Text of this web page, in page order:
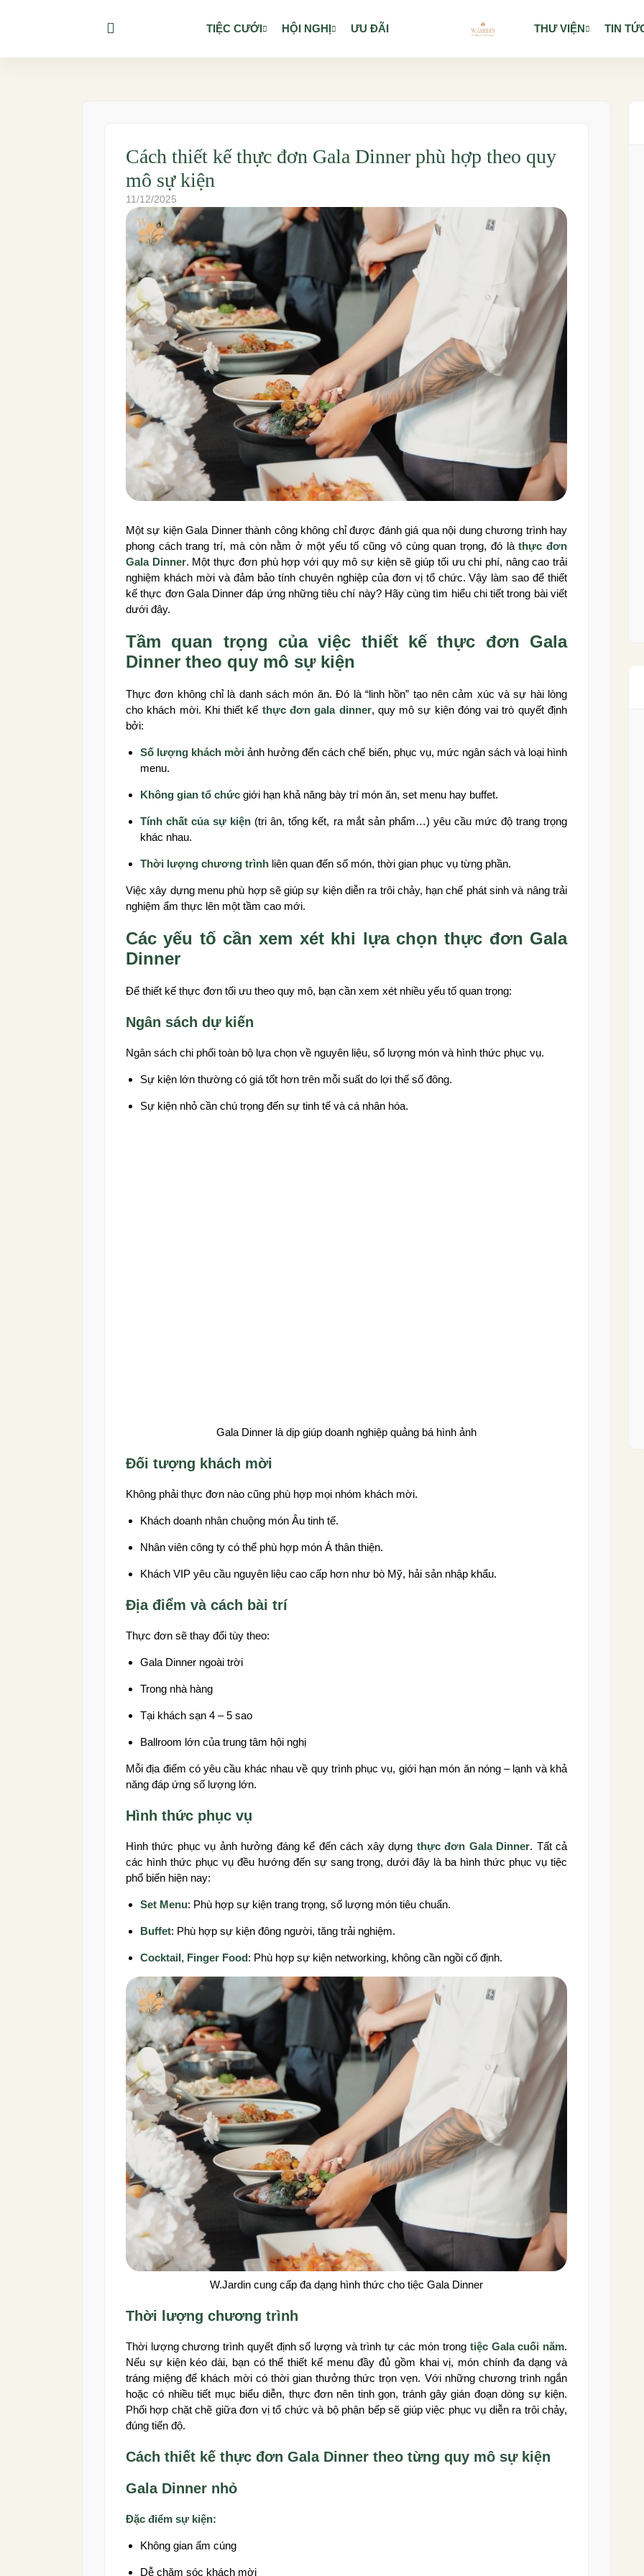
TIỆC CƯỚI HỘI NGHỊ ƯU ĐÃI THƯ VIỆN TIN
Cách thiết kế thực đơn Gala Dinner phù hợp theo quy
mô sự kiện
11/12/2025
Một sự kiện Gala Dinner thành công không chỉ được đánh giá qua nội dung chương trình hay
phong cách trang trí, mà còn nằm ở một yếu tố cũng vô cùng quan trọng, đó làthực đơn
Gala Dinner. Một thực đơn phù hợp với quy mô sự kiện sẽ giúp tối ưu chi phí, nâng cao trải
nghiệm khách mời và đảm bảo tính chuyên nghiệp của đơn vị tổ chức. Vậy làm sao để thiết
kế thực đơn Gala Dinner đáp ứng những tiêu chí này? Hãy cùng tìm hiểu chi tiết trong bài viết
dưới đây.
Tầm quan trọng của việc thiết kế thực đơn Gala
Dinner theo quy mô sự kiện
Thực đơn không chỉ là danh sách món ăn. Đó là “linh hồn” tạo nên cảm xúc và sự hài lòng
cho khách mời. Khi thiết kế thực đơn gala dinner, quy mô sự kiện đóng vai trò quyết định
bởi:
Số lượng khách mời ảnh hưởng đến cách chế biến, phục vụ, mức ngân sách và loại hình
menu.
Không gian tổ chức giới hạn khả năng bày trí món ăn, set menu hay buffet.
Tính chất của sự kiện (tri ân, tổng kết, ra mắt sản phẩm…) yêu cầu mức độ trang trọng
khác nhau.
Thời lượng chương trình liên quan đến số món, thời gian phục vụ từng phần.
Việc xây dựng menu phù hợp sẽ giúp sự kiện diễn ra trôi chảy, hạn chế phát sinh và nâng trải
nghiệm ẩm thực lên một tầm cao mới.
Các yếu tố cần xem xét khi lựa chọn thực đơn Gala
Dinner
Để thiết kế thực đơn tối ưu theo quy mô, bạn cần xem xét nhiều yếu tố quan trọng:
Ngân sách dự kiến
Ngân sách chi phối toàn bộ lựa chọn về nguyên liệu, số lượng món và hình thức phục vụ.
Sự kiện lớn thường có giá tốt hơn trên mỗi suất do lợi thế số đông.
Sự kiện nhỏ cần chú trọng đến sự tinh tế và cá nhân hóa.
Gala Dinner là dịp giúp doanh nghiệp quảng bá hình ảnh
Đối tượng khách mời
Không phải thực đơn nào cũng phù hợp mọi nhóm khách mời.
Khách doanh nhân chuộng món Âu tinh tế.
Nhân viên công ty có thể phù hợp món Á thân thiện.
Khách VIP yêu cầu nguyên liệu cao cấp hơn như bò Mỹ, hải sản nhập khẩu.
Địa điểm và cách bài trí
Thực đơn sẽ thay đổi tùy theo:
Gala Dinner ngoài trời
Trong nhà hàng
Tại khách sạn 4 – 5 sao
Ballroom lớn của trung tâm hội nghị
Mỗi địa điểm có yêu cầu khác nhau về quy trình phục vụ, giới hạn món ăn nóng – lạnh và khả
năng đáp ứng số lượng lớn.
Hình thức phục vụ
Hình thức phục vụ ảnh hưởng đáng kể đến cách xây dựng thực đơn Gala Dinner. Tất cả
các hình thức phục vụ đều hướng đến sự sang trọng, dưới đây là ba hình thức phục vụ tiệc
phổ biến hiện nay:
Set Menu: Phù hợp sự kiện trang trọng, số lượng món tiêu chuẩn.
Buffet: Phù hợp sự kiện đông người, tăng trải nghiệm.
Cocktail, Finger Food: Phù hợp sự kiện networking, không cần ngồi cố định.
W.Jardin cung cấp đa dạng hình thức cho tiệc Gala Dinner
Thời lượng chương trình
Thời lượng chương trình quyết định số lượng và trình tự các món trong tiệc Gala cuối năm.
Nếu sự kiện kéo dài, bạn có thể thiết kế menu đầy đủ gồm khai vị, món chính đa dạng và
tráng miệng để khách mời có thời gian thưởng thức trọn vẹn. Với những chương trình ngắn
hoặc có nhiều tiết mục biểu diễn, thực đơn nên tinh gọn, tránh gây gián đoạn dòng sự kiện.
Phối hợp chặt chẽ giữa đơn vị tổ chức và bộ phận bếp sẽ giúp việc phục vụ diễn ra trôi chảy,
đúng tiến độ.
Cách thiết kế thực đơn Gala Dinner theo từng quy mô sự kiện
Gala Dinner nhỏ
Đặc điểm sự kiện:
Không gian ấm cúng
Dễ chăm sóc khách mời